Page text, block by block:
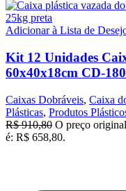
Adicionar à Lista de
Kit 12 Unidades
60x40x18cm CD-
Caixas Dobráveis, Caixa
Plásticas, Produtos
R$910,80 O preço
é: R$ 658,80.